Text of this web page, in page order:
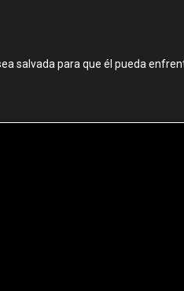
salvada para que él pueda